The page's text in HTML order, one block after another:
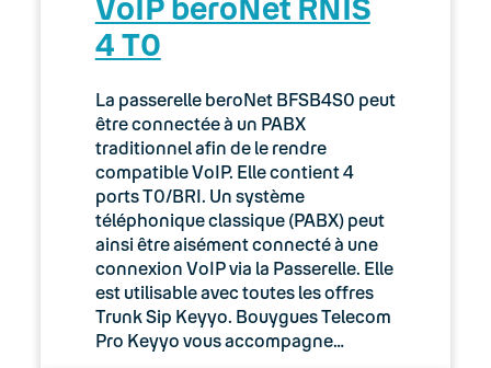
4 T0
La passerelle beroNet BFSB4S0 peut
être connectée à un PABX
traditionnel afin de le rendre
compatible VoIP. Elle contient 4
ports T0/BRI. Un système
téléphonique classique (PABX) peut
ainsi être aisément connecté à une
connexion VoIP via la Passerelle. Elle
est utilisable avec toutes les offres
Trunk Sip Keyyo. Bouygues Telecom
Pro Keyyo vous accompagne…